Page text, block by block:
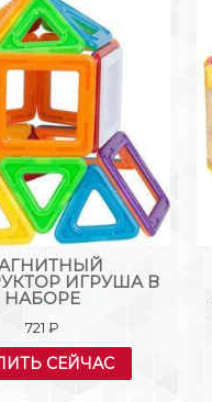
ИГРУША В
НАБОРЕ
721₽
СЕЙЧАС